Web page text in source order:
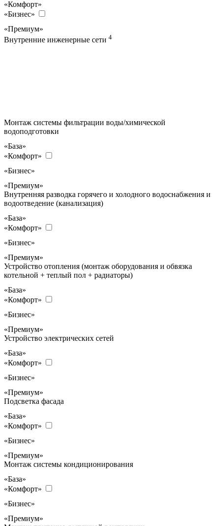
«Комфорт»
«Бизнес»
«Премиум»
Внутренние инженерные сети 4
Монтаж системы фильтрации воды/химической
водоподготовки
«База»
«Комфорт»
«Бизнес»
«Премиум»
Внутренняя разводка горячего и холодного водоснабжения и
водоотведение (канализация)
«База»
«Комфорт»
«Бизнес»
«Премиум»
Устройство отопления (монтаж оборудования и обвязка
котельной + теплый пол + радиаторы)
«База»
«Комфорт»
«Бизнес»
«Премиум»
Устройство электрических сетей
«База»
«Комфорт»
«Бизнес»
«Премиум»
Подсветка фасада
«База»
«Комфорт»
«Бизнес»
«Премиум»
Монтаж системы кондиционирования
«База»
«Комфорт»
«Бизнес»
«Премиум»